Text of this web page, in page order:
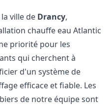
ville de Drancy,
chauffe eau Atlantic
priorité pour les
qui cherchent à
d'un système de
efficace et fiable. Les
de notre équipe sont